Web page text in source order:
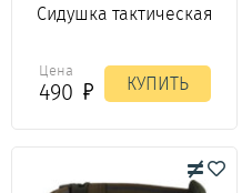
Сидушка тактическая
Цена
490 КУПИТЬ